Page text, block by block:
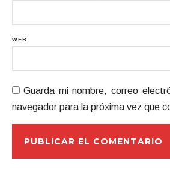
WEB
Guarda mi nombre, correo
navegador para la próxima vez que